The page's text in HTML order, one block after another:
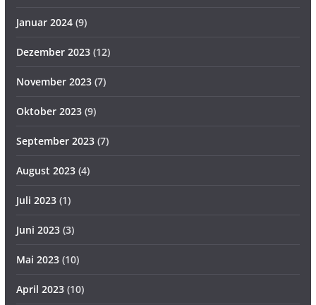
Januar 2024(9)
Dezember 2023(12)
November 2023(7)
Oktober 2023(9)
September 2023(7)
August 2023(4)
Juli 2023(1)
Juni 2023(3)
Mai 2023(10)
April 2023(10)